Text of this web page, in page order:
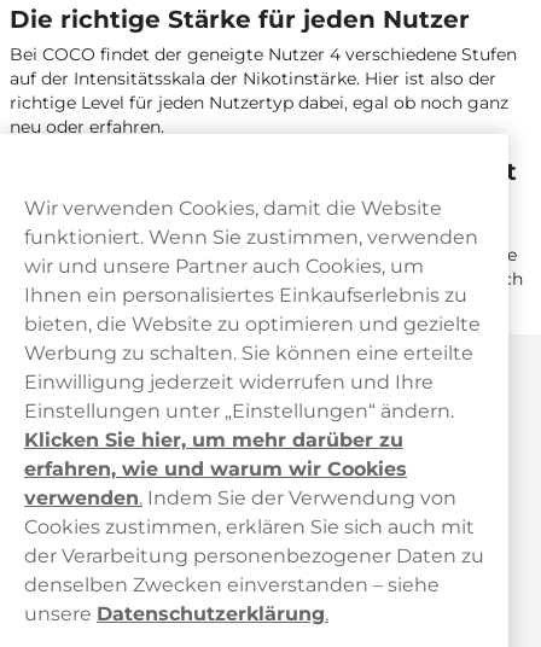
Die richtige Stärke für jeden Nutzer
Bei COCO findet der geneigte Nutzer 4 verschiedene Stufen
auf der Intensitätsskala der Nikotinstärke. Hier ist also der
richtige Level für jeden Nutzertyp dabei, egal ob noch ganz
neu oder erfahren.
Wie man die COCO Pouches verwendet
Durch das elegante Slim Format lassen sich die COCO
Pouches auch unterwegs diskret genießen. Man platziert sie
dazu einfach im Mundwinkel, vor den Zähnen oder aber auch
unter der Zunge.
Haypp Österreich
Kundendienst
Wir verwenden Cookies, damit die Website
funktioniert. Wenn Sie zustimmen, verwenden
wir und unsere Partner auch Cookies, um
Ihnen ein personalisiertes Einkaufserlebnis zu
bieten, die Website zu optimieren und gezielte
Werbung zu schalten. Sie können eine erteilte
Einwilligung jederzeit widerrufen und Ihre
Einstellungen unter „Einstellungen“ ändern.
Klicken Sie hier, um mehr darüber zu
erfahren, wie und warum wir Cookies
verwenden. Indem Sie der Verwendung von
Cookies zustimmen, erklären Sie sich auch mit
der Verarbeitung personenbezogener Daten zu
denselben Zwecken einverstanden – siehe
unsere Datenschutzerklärung.